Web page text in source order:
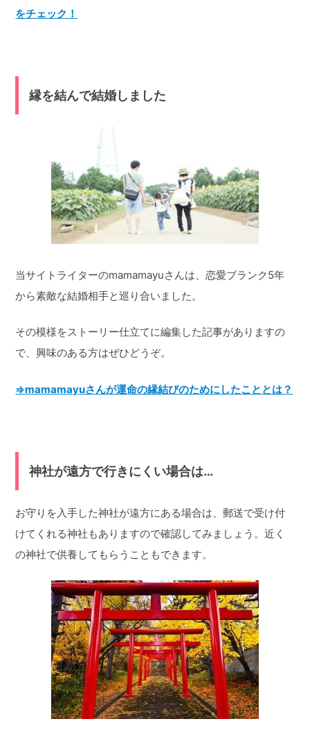
をチェック！
縁を結んで結婚しました
当サイトライターのmamamayuさんは、恋愛ブランク5年
から素敵な結婚相手と巡り合いました。
その模様をストーリー仕立てに編集した記事がありますの
で、興味のある方はぜひどうぞ。
⇒mamamayuさんが運命の縁結びのためにしたこととは？
神社が遠方で行きにくい場合は…
お守りを入手した神社が遠方にある場合は、郵送で受け付
けてくれる神社もありますので確認してみましょう。近く
の神社で供養してもらうこともできます。